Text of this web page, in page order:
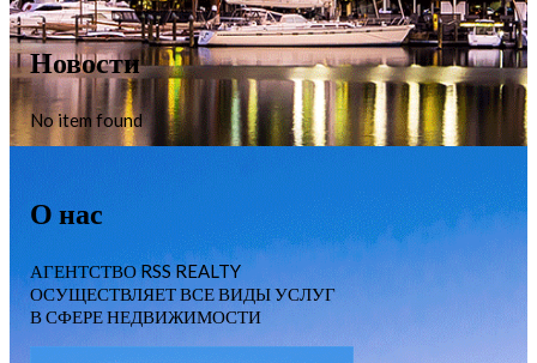
Новости
No item found
О нас
АГЕНТСТВО RSS REALTY
ОСУЩЕСТВЛЯЕТ ВСЕ ВИДЫ УСЛУГ
В СФЕРЕ НЕДВИЖИМОСТИ